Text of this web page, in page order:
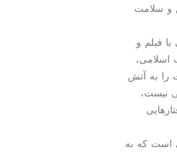
و سلامت
فیلم و
اسلامی،
را به آتش
نیست،
است كه به